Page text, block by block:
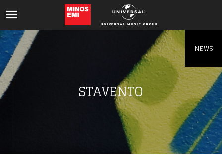
STAVENTO
NEWS
Like being first?
Get news from your favorite artists before
everyone else.